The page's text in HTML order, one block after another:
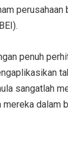
perusahaan
penuh
sangatlah
mereka dalam